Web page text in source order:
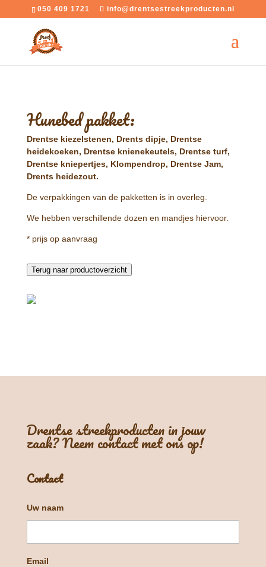
050 409 1721 info@drentsestreekproducten.nl
Hunebed pakket:
Drentse kiezelstenen, Drents dipje, Drentse
heidekoeken, Drentse knienekeutels, Drentse turf,
Drentse kniepertjes, Klompendrop, Drentse Jam,
Drents heidezout.
De verpakkingen van de pakketten is in overleg.
We hebben verschillende dozen en mandjes hiervoor.
* prijs op aanvraag
Terug naar productoverzicht
Drentse streekproducten in jouw
zaak? Neem contact met ons op!
Contact
Uw naam
Email